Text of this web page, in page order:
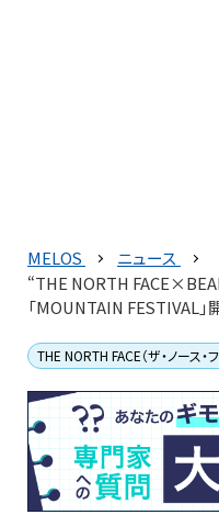
MELOS
ニュース
“THE NORTH
「MOUNTAIN FESTIVAL」
THE NORTH FACE（ザ・ノース・フ